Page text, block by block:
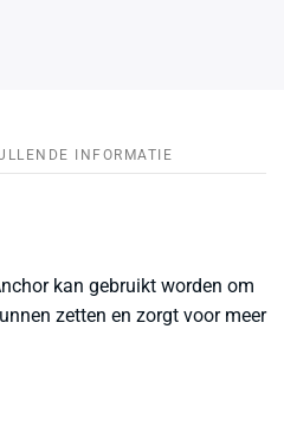
INFORMATIE
kan gebruikt worden om
zetten en zorgt voor meer